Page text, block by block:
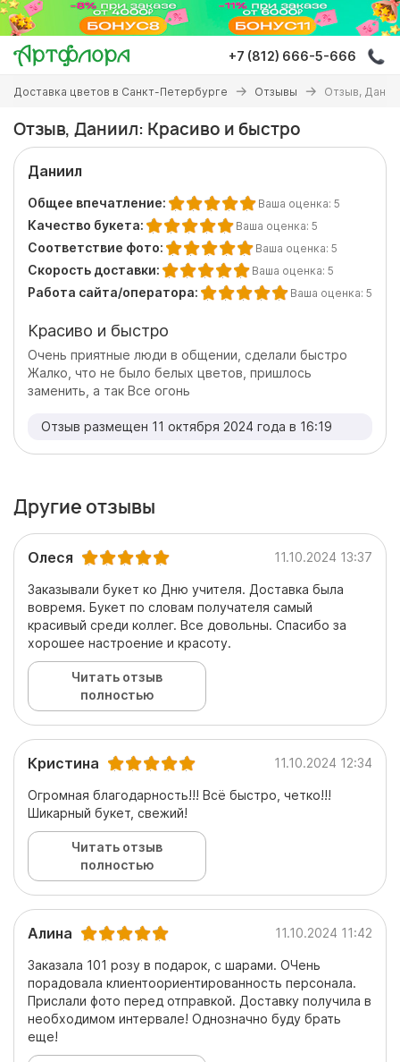
Перейти
основному
содержанию
+7 (812) 666-5-666
Вы
здесь
Доставка цветов в Санкт-Петербурге Отзывы Отзыв,
Отзыв, Даниил: Красиво и быстро
Даниил
Общее впечатление: Ваша оценка: 5
Качество букета: Ваша оценка: 5
Соответствие фото: Ваша оценка: 5
Скорость доставки: Ваша оценка: 5
Работа сайта/оператора: Ваша оценка: 5
Красиво и быстро
Очень приятные люди в общении, сделали быстро
Жалко, что не было белых цветов, пришлось
заменить, а так Все огонь
Отзыв размещен 11 октября 2024 года в 16:19
Другие отзывы
Олеся 11.10.2024 13:37
Заказывали букет ко Дню учителя. Доставка была
вовремя. Букет по словам получателя самый
красивый среди коллег. Все довольны. Спасибо за
хорошее настроение и красоту.
Читать отзыв
полностью
Кристина 11.10.2024 12:34
Огромная благодарность!!! Всё быстро, четко!!!
Шикарный букет, свежий!
Читать отзыв
полностью
Алина 11.10.2024 11:42
Заказала 101 розу в подарок, с шарами. ОЧень
порадовала клиентоориентированность персонала.
Прислали фото перед отправкой. Доставку получила в
необходимом интервале! Однозначно буду брать
еще!